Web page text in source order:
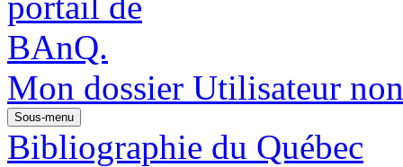
Mon dossier Utilisateur
Sous-menu
Bibliographie du Québec